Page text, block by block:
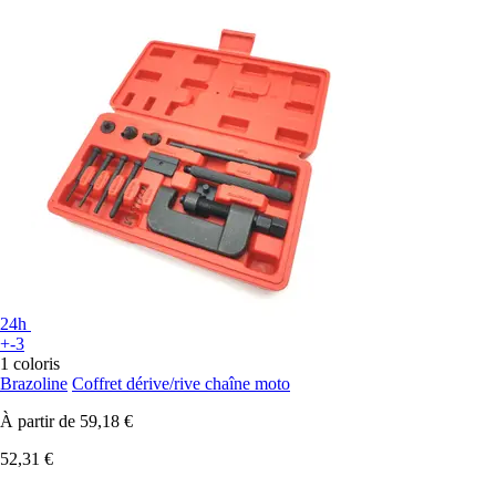
24h
+-3
1 coloris
Brazoline Coffret dérive/rive chaîne moto
À partir de 59,18 €
52,31 €